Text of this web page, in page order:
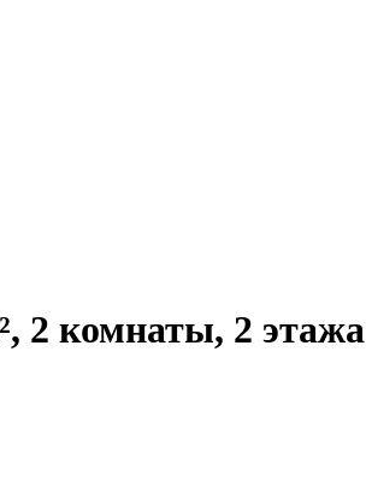
2 комнаты, 2 этажа